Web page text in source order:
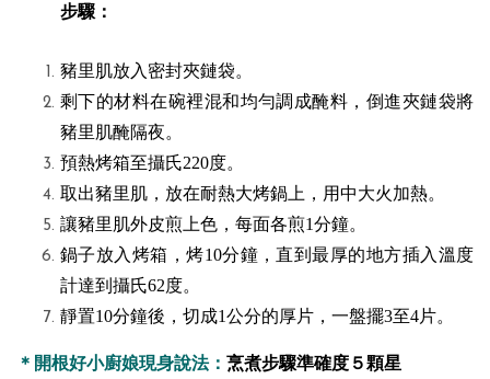
步驟：
豬里肌放入密封夾鏈袋。
剩下的材料在碗裡混和均勻調成醃料，倒進夾鏈袋將
豬里肌醃隔夜。
預熱烤箱至攝氏220度。
取出豬里肌，放在耐熱大烤鍋上，用中大火加熱。
讓豬里肌外皮煎上色，每面各煎1分鐘。
鍋子放入烤箱，烤10分鐘，直到最厚的地方插入溫度
計達到攝氏62度。
靜置10分鐘後，切成1公分的厚片，一盤擺3至4片。
＊開根好小廚娘現身說法： 烹煮步驟準確度５顆星